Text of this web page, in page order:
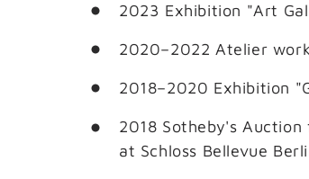
2023 Exhibition "Art
2020–2022 Atelier
2018–2020 Exhibition
2018 Sotheby's Auction
at Schloss Bellevue